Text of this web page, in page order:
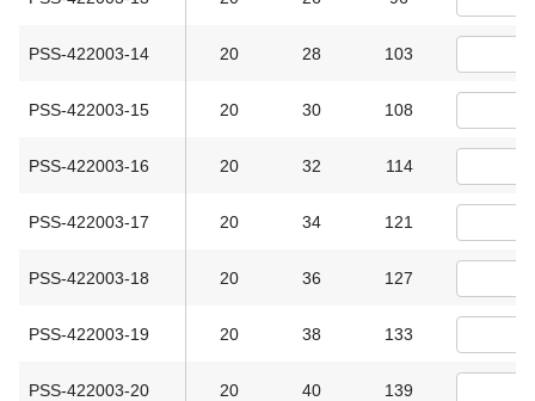
PSS-422003-14 20 28 103
PSS-422003-15 20 30 108
PSS-422003-16 20 32 114
PSS-422003-17 20 34 121
PSS-422003-18 20 36 127
PSS-422003-19 20 38 133
PSS-422003-20 20 40 139